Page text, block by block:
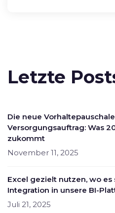
Letzte
Die neue
Versorgungsauftrag: Was
zukommt
November 11, 2025
Excel gezielt nutzen, wo es
Integration in unsere BI-
Juli 21, 2025